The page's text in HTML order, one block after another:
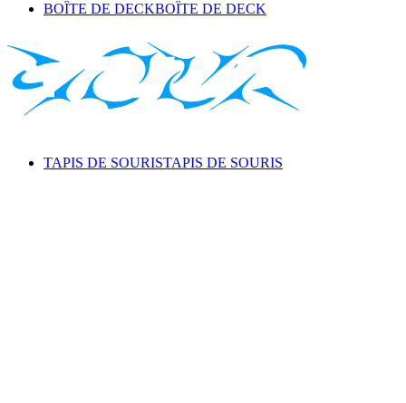
BOÎTE DE DECKBOÎTE DE DECK
TAPIS DE SOURISTAPIS DE SOURIS